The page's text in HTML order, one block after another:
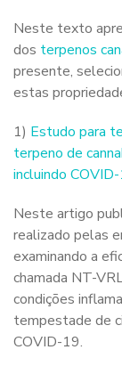
Neste texto
dos terpenos
presente,
estas
1) Estudo para
terpeno de
incluindo
Neste artigo
realizado pelas
examinando a
chamada NT-
condições
tempestade de
COVID-19.